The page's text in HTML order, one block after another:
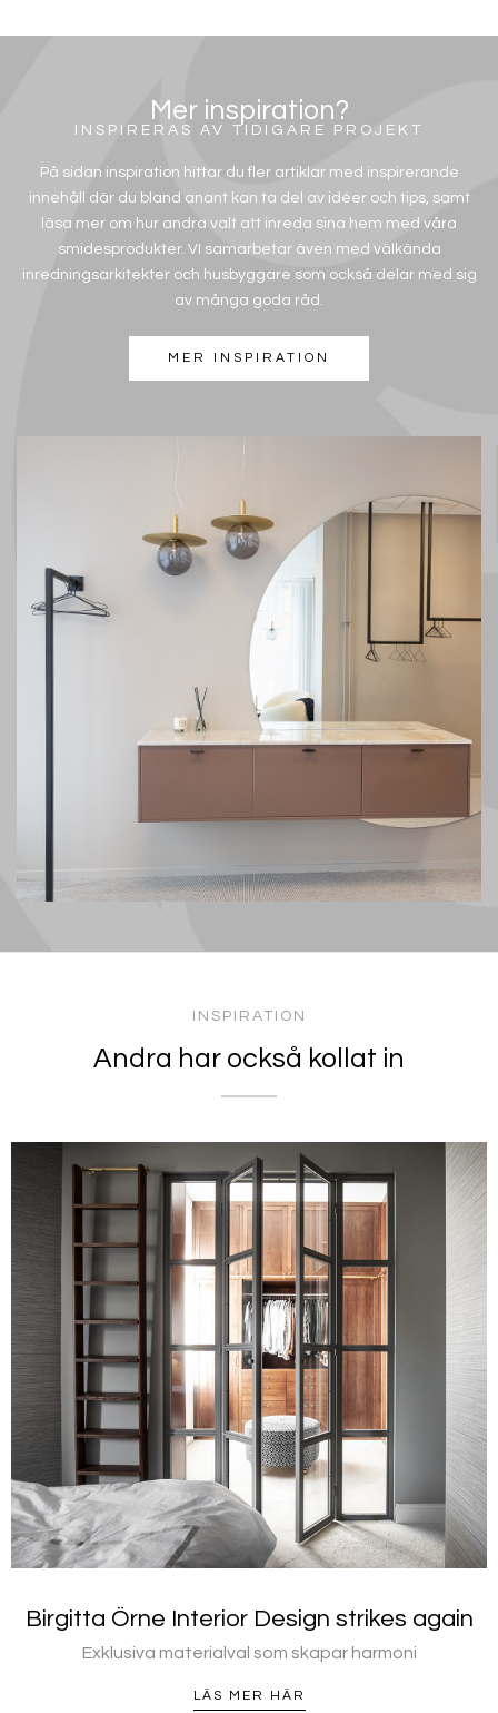
Mer inspiration?
INSPIRERAS AV TIDIGARE PROJEKT
På sidan inspiration hittar du fler artiklar med inspirerande
innehåll där du bland anant kan ta del av idéer och tips, samt
läsa mer om hur andra valt att inreda sina hem med våra
smidesprodukter. VI samarbetar även med välkända
inredningsarkitekter och husbyggare som också delar med sig
av många goda råd.
MER INSPIRATION
INSPIRATION
Andra har också kollat in
Birgitta Örne Interior Design strikes again
Exklusiva materialval som skapar harmoni
LÄS MER HÄR